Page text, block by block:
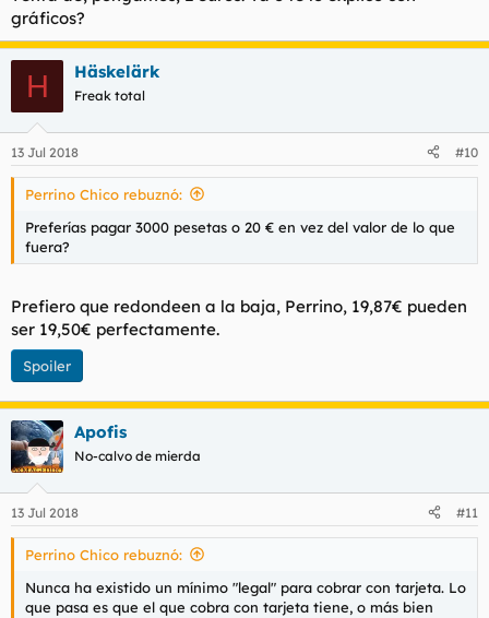
gráficos?
H Häskelärk
Freak total
13 Jul 2018 #10
Perrino Chico rebuznó:
Preferías pagar 3000 pesetas o 20 € en vez del valor de lo que
fuera?
Prefiero que redondeen a la baja, Perrino, 19,87€ pueden
ser 19,50€ perfectamente.
Spoiler
Apofis
No-calvo de mierda
13 Jul 2018 #11
Perrino Chico rebuznó:
Nunca ha existido un mínimo "legal" para cobrar con tarjeta. Lo
que pasa es que el que cobra con tarjeta tiene, o más bien